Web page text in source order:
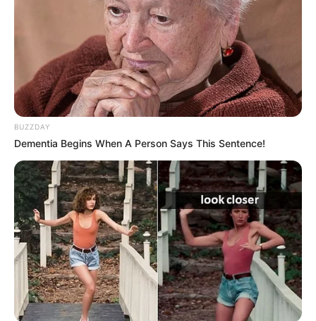
BUZZDAY
Dementia Begins When A Person Says This Sentence!